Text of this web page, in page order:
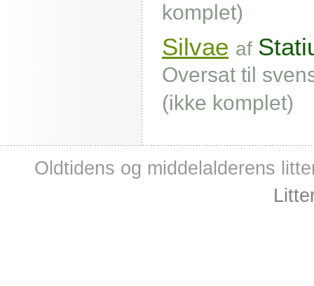
komplet)
Silvae af
Oversat til
(ikke komplet)
Oldtidens og middelalderens